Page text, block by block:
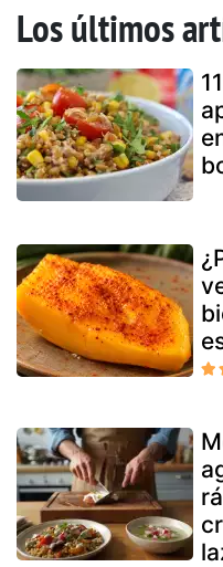
Los últimos